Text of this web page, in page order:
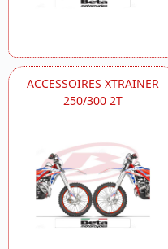
ACCESSOIRES XTRAINER
250/300 2T